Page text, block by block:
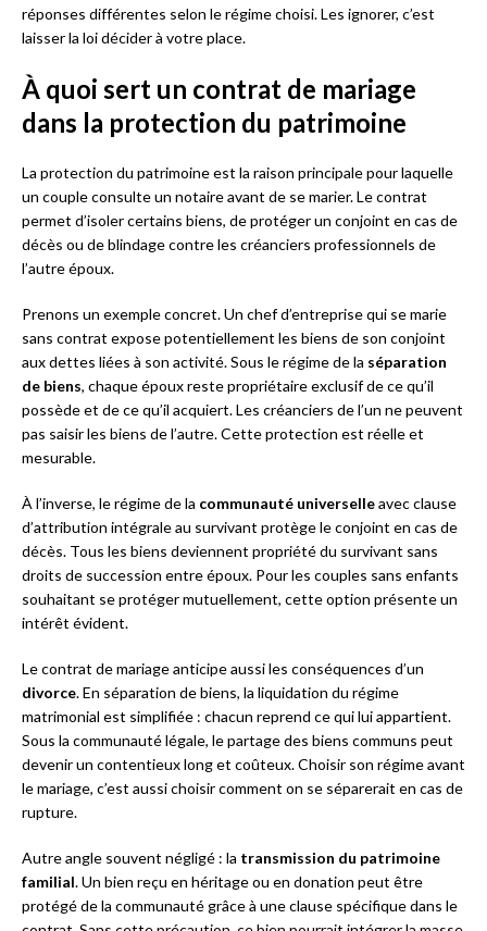
réponses différentes selon le régime choisi. Les ignorer, c’est
laisser la loi décider à votre place.
À quoi sert un contrat de mariage
dans la protection du patrimoine
La protection du patrimoine est la raison principale pour laquelle
un couple consulte un notaire avant de se marier. Le contrat
permet d’isoler certains biens, de protéger un conjoint en cas de
décès ou de blindage contre les créanciers professionnels de
l’autre époux.
Prenons un exemple concret. Un chef d’entreprise qui se marie
sans contrat expose potentiellement les biens de son conjoint
aux dettes liées à son activité. Sous le régime de la séparation
de biens, chaque époux reste propriétaire exclusif de ce qu’il
possède et de ce qu’il acquiert. Les créanciers de l’un ne peuvent
pas saisir les biens de l’autre. Cette protection est réelle et
mesurable.
À l’inverse, le régime de la communauté universelleavec clause
d’attribution intégrale au survivant protège le conjoint en cas de
décès. Tous les biens deviennent propriété du survivant sans
droits de succession entre époux. Pour les couples sans enfants
souhaitant se protéger mutuellement, cette option présente un
intérêt évident.
Le contrat de mariage anticipe aussi les conséquences d’un
divorce. En séparation de biens, la liquidation du régime
matrimonial est simplifiée : chacun reprend ce qui lui appartient.
Sous la communauté légale, le partage des biens communs peut
devenir un contentieux long et coûteux. Choisir son régime avant
le mariage, c’est aussi choisir comment on se séparerait en cas de
rupture.
Autre angle souvent négligé : la transmission du patrimoine
familial. Un bien reçu en héritage ou en donation peut être
protégé de la communauté grâce à une clause spécifique dans le